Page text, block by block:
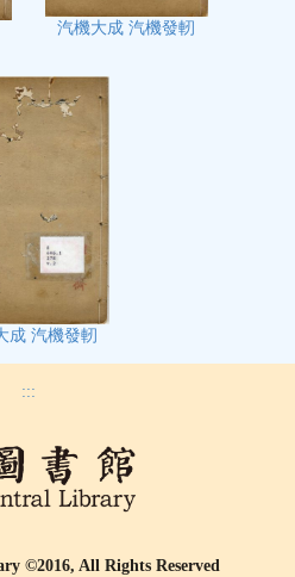
汽機大成 汽機發軔
成 汽機發軔
:::
©2016, All Rights Reserved